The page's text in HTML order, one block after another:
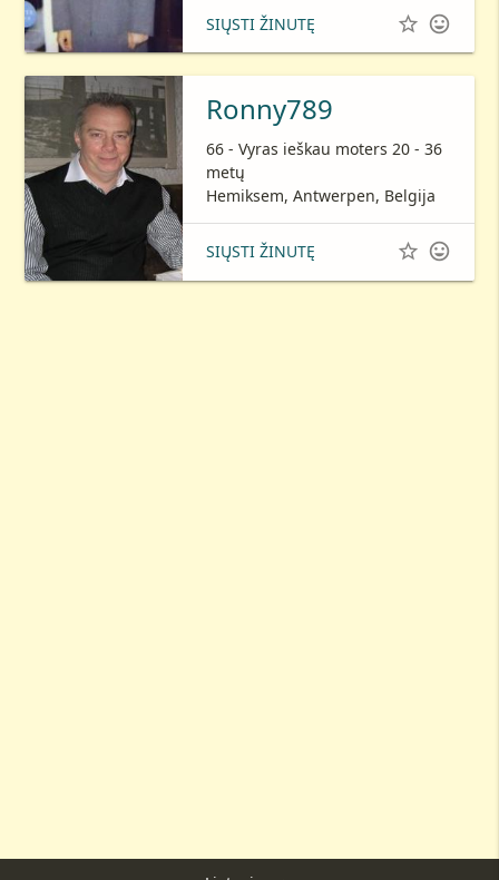
SIŲSTI ŽINUTĘ  
Ronny789
66 - Vyras ieškau moters 20 - 36
metų
Hemiksem, Antwerpen, Belgija
SIŲSTI ŽINUTĘ  